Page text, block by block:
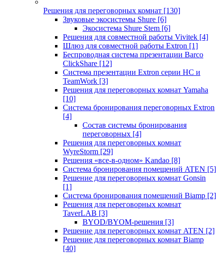
Решения для переговорных комнат [130]
Звуковые экосистемы Shure [6]
Экосистема Shure Stem [6]
Решения для совместной работы Vivitek [4]
Шлюз для совместной работы Extron [1]
Беспроводная система презентации Barco
ClickShare [12]
Система презентации Extron серии HC и
TeamWork [3]
Решения для переговорных комнат Yamaha
[10]
Система бронирования переговорных Extron
[4]
Состав системы бронирования
переговорных [4]
Решения для переговорных комнат
WyreStorm [29]
Решения «все-в-одном» Kandao [8]
Система бронирования помещений ATEN [5]
Решение для переговорных комнат Gonsin
[1]
Система бронирования помещений Biamp [2]
Решения для переговорных комнат
TaverLAB [3]
BYOD/BYOM-решения [3]
Решение для переговорных комнат ATEN [2]
Решение для переговорных комнат Biamp
[40]